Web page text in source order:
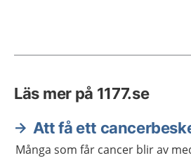
Läs mer på 1177.se
Att få ett
Många som får cancer blir av